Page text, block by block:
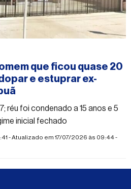
que ficou quase 20
e estuprar ex-
réu foi condenado a 15 anos e 5
inicial fechado
- Atualizado em 17/07/2026 às 09:44 -